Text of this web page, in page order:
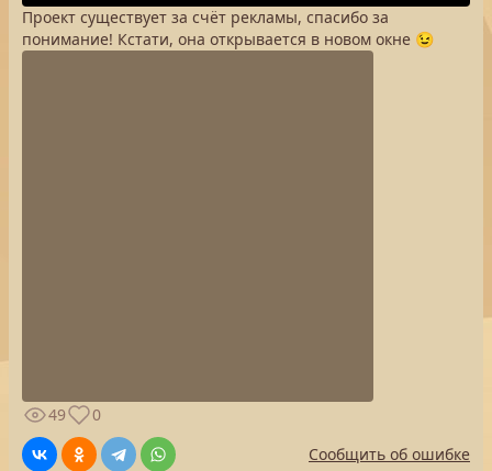
Проект существует за счёт рекламы, спасибо за
понимание! Кстати, она открывается в новом окне 😉
49
0
Сообщить об ошибке